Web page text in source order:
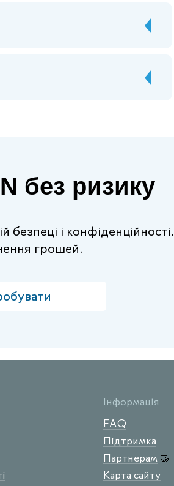
без ризику
і конфіденційності.
грошей.
Інформація
FAQ
Підтримка
Партнерам 🤝
Карта сайту